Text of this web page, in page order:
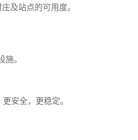
及站点的可用度。
。
安全，更稳定。